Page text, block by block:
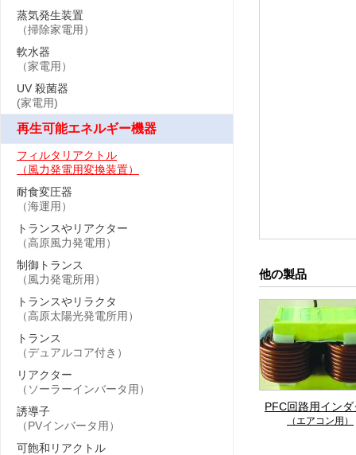
蒸気発生装置
（掃除家電用）
軟水器
（家電用）
UV 殺菌器
(家電用)
再生可能エネルギー機器
フィルタリアクトル
（風力発電用変換装置）
耐食変圧器
（海運用）
トランスやリアクター
（高原風力発電用）
制御トランス
（風力発電所用）
トランスやリラクタ
（高原太陽光発電所用）
トランス
（デュアルコア付き）
リアクター
（ソーラーインバータ用）
誘導子
（PVインバータ用）
可飽和リアクトル
他の製品
PFC回路用イン
（エアコン用）